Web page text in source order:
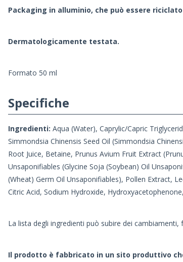
Packaging in alluminio, che può essere riciclato
Dermatologicamente testata.
Formato 50 ml
Specifiche
Ingredienti: Aqua (Water), Caprylic/Capric
Simmondsia Chinensis Seed Oil (Simmondsia
Root Juice, Betaine, Prunus Avium Fruit Extract
Unsaponifiables (Glycine Soja (Soybean) Oil
(Wheat) Germ Oil Unsaponifiables), Pollen Extract,
Citric Acid, Sodium Hydroxide,
La lista degli ingredienti può subire dei
Il prodotto è fabbricato in un sito produttivo